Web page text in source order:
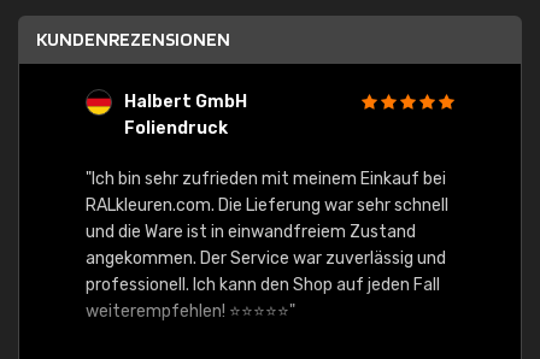
KUNDENREZENSIONEN
Halbert GmbH
Foliendruck
"Ich bin sehr zufrieden mit meinem Einkauf bei
RALkleuren.com. Die Lieferung war sehr schnell
und die Ware ist in einwandfreiem Zustand
angekommen. Der Service war zuverlässig und
professionell. Ich kann den Shop auf jeden Fall
weiterempfehlen! ⭐⭐⭐⭐⭐"